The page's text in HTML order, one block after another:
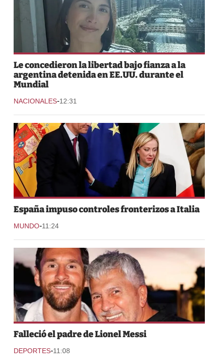
Le concedieron la libertad bajo fianza a la
argentina detenida en EE.UU. durante el
Mundial
NACIONALES-12:31
España impuso controles fronterizos a Italia
MUNDO-11:24
Falleció el padre de Lionel Messi
DEPORTES-11:08